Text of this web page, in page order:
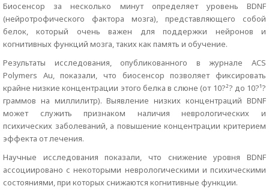
Биосенсор за несколько минут определяет уровень BDNF
(нейротрофического фактора мозга), представляющего собой
белок, который очень важен для поддержки нейронов и
когнитивных функций мозга, таких как память и обучение.
Результаты исследования, опубликованного в журнале ACS
Polymers Au, показали, что биосенсор позволяет фиксировать
крайне низкие концентрации этого белка в слюне (от 10?²? до 10?¹?
граммов на миллилитр). Выявление низких концентраций BDNF
может служить признаком наличия неврологических и
психических заболеваний, а повышение концентрации критерием
эффекта от лечения.
Научные исследования показали, что снижение уровня BDNF
ассоциировано с некоторыми неврологическими и психическими
состояниями, при которых снижаются когнитивные функции.